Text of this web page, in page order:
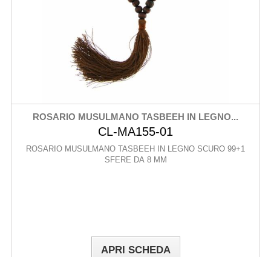
ROSARIO MUSULMANO TASBEEH IN LEGNO...
CL-MA155-01
ROSARIO MUSULMANO TASBEEH IN LEGNO SCURO 99+1
SFERE DA 8 MM
APRI SCHEDA